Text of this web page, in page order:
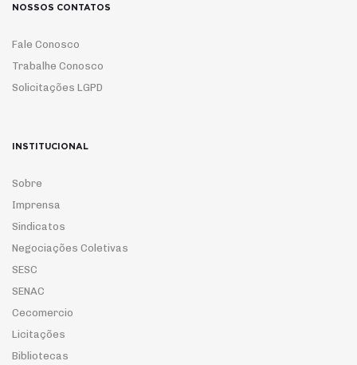
NOSSOS CONTATOS
Fale Conosco
Trabalhe Conosco
Solicitações LGPD
INSTITUCIONAL
Sobre
Imprensa
Sindicatos
Negociações Coletivas
SESC
SENAC
Cecomercio
Licitações
Bibliotecas